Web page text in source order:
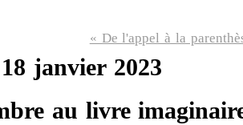
« De l'appel à la
janvier 2023
au livre